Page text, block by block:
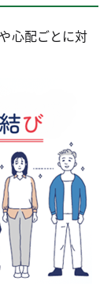
心配ごとに対